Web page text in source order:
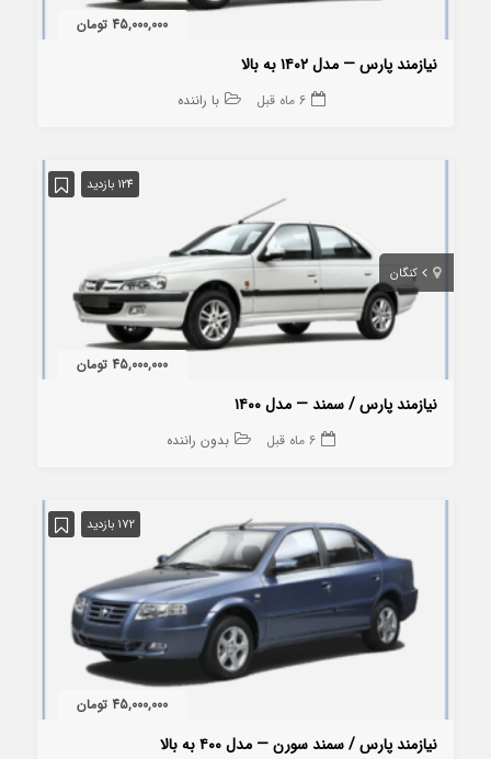
45,000,000 تومان
نیازمند پارس — مدل ۱۴۰۲ به بالا
6 ماه قبل با راننده
124 بازدید
کنگان
45,000,000 تومان
نیازمند پارس / سمند — مدل ۱۴۰۰
6 ماه قبل بدون راننده
172 بازدید
45,000,000 تومان
نیازمند پارس / سمند سورن — مدل ۴۰۰ به بالا